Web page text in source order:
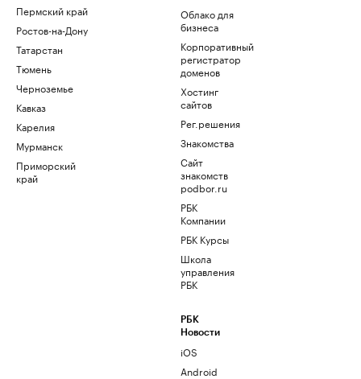
Пермский край
Ростов-на-Дону
Татарстан
Тюмень
Черноземье
Кавказ
Карелия
Мурманск
Приморский
край
Облако для
бизнеса
Корпоративный
регистратор
доменов
Хостинг
сайтов
Рег.решения
Знакомства
Сайт
знакомств
podbor.ru
РБК
Компании
РБК Курсы
Школа
управления
РБК
РБК
Новости
iOS
Android